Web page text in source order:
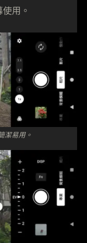
用。
潔易用。